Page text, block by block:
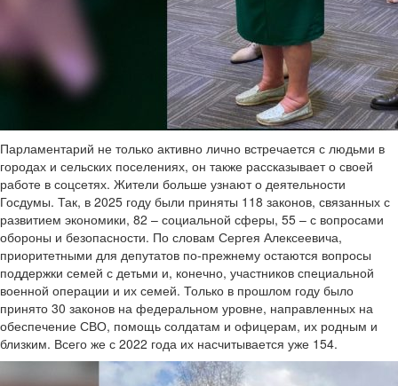
Парламентарий не только активно лично встречается с людьми в
городах и сельских поселениях, он также рассказывает о своей
работе в соцсетях. Жители больше узнают о деятельности
Госдумы. Так, в 2025 году были приняты 118 законов, связанных с
развитием экономики, 82 – социальной сферы, 55 – с вопросами
обороны и безопасности. По словам Сергея Алексеевича,
приоритетными для депутатов по-прежнему остаются вопросы
поддержки семей с детьми и, конечно, участников специальной
военной операции и их семей. Только в прошлом году было
принято 30 законов на федеральном уровне, направленных на
обеспечение СВО, помощь солдатам и офицерам, их родным и
близким. Всего же с 2022 года их насчитывается уже 154.